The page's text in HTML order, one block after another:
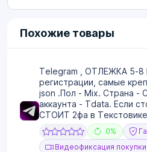
Похожие товары
Telegram , ОТЛЕЖКА 5-8
регистрации, самые
json .Пол - Mix. Страна
аккаунта - Tdata. Если
СТОИТ 2фа в
0%
Видеофиксация покупки